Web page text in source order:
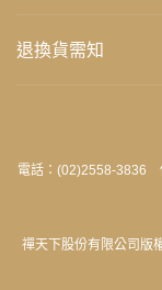
退換貨需知
電話：(02)2558-3836
禪天下股份有限公司版